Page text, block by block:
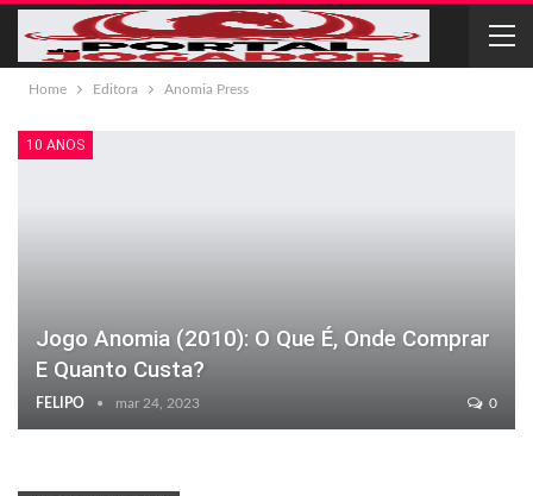
Home Editora Anomia Press
10 ANOS
Jogo Anomia (2010): O Que É, Onde Comprar
E Quanto Custa?
FELIPO mar 24, 2023 0